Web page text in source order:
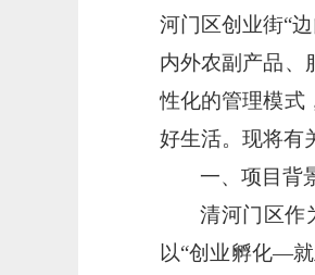
河门区创业街“
内外农副产品、
性化的管理模式
好生活。 现将有
一、项目背
清河门区作
以“创业孵化—